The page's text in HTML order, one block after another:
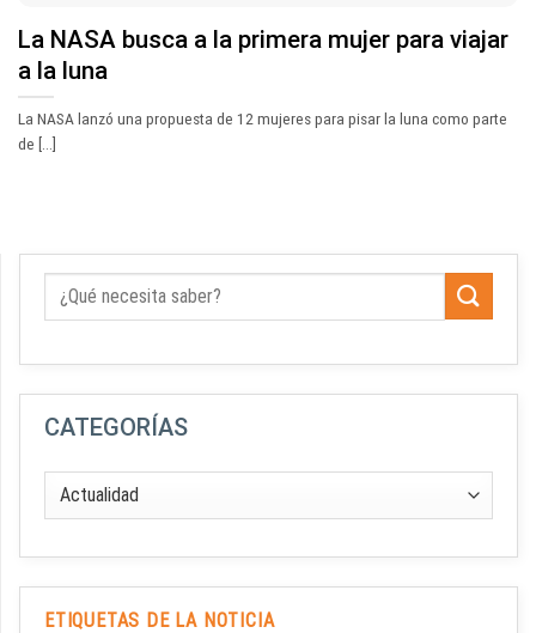
La NASA busca a la primera mujer para viajar
a la luna
La NASA lanzó una propuesta de 12 mujeres para pisar la luna como parte
de [...]
CATEGORÍAS
ETIQUETAS DE LA NOTICIA